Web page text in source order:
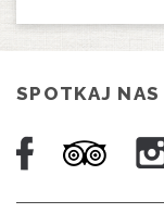
SPOTKAJ NAS